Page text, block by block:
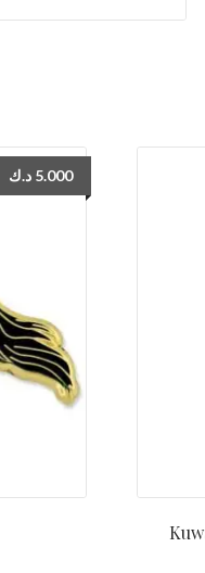
5.000 د.ك